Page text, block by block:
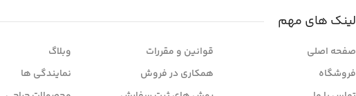
لینک های مهم
صفحه اصلی
فروشگاه
قوانین و مقررات
همکاری در فروش
وبلاگ
نمایندگی ها